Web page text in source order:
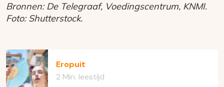
Bronnen: De Telegraaf, Voedingscentrum, KNMI.
Foto: Shutterstock.
Eropuit
2 Min. leestijd